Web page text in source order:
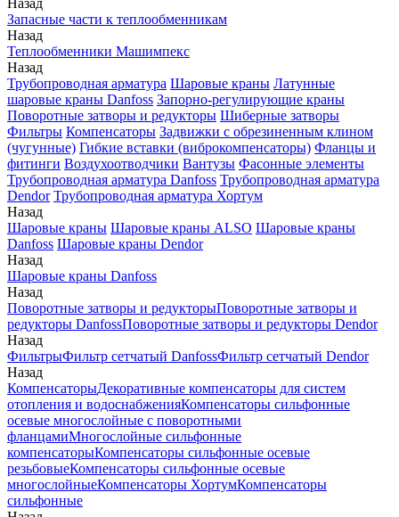
Назад
Запасные части к теплообменникам
Назад
Теплообменники Машимпекс
Назад
Трубопроводная арматура Шаровые краны Латунные
шаровые краны Danfoss Запорно-регулирующие краны
Поворотные затворы и редукторы Шиберные затворы
Фильтры Компенсаторы Задвижки с обрезиненным клином
(чугунные) Гибкие вставки (виброкомпенсаторы) Фланцы и
фитинги Воздухоотводчики Вантузы Фасонные элементы
Трубопроводная арматура Danfoss Трубопроводная арматура
Dendor Трубопроводная арматура Хортум
Назад
Шаровые краны Шаровые краны ALSO Шаровые краны
Danfoss Шаровые краны Dendor
Назад
Шаровые краны Danfoss
Назад
Поворотные затворы и редукторыПоворотные затворы и
редукторы DanfossПоворотные затворы и редукторы Dendor
Назад
ФильтрыФильтр сетчатый DanfossФильтр сетчатый Dendor
Назад
КомпенсаторыДекоративные компенсаторы для систем
отопления и водоснабженияКомпенсаторы сильфонные
осевые многослойные с поворотными
фланцамиМногослойные сильфонные
компенсаторыКомпенсаторы сильфонные осевые
резьбовыеКомпенсаторы сильфонные осевые
многослойныеКомпенсаторы ХортумКомпенсаторы
сильфонные